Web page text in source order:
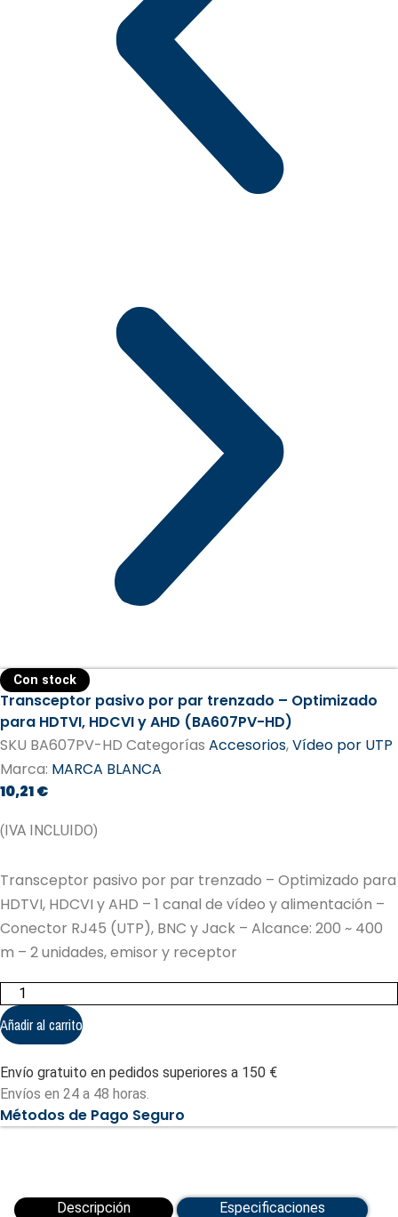
Con stock
Transceptor pasivo por par trenzado – Optimizado
para HDTVI, HDCVI y AHD (BA607PV-HD)
SKU BA607PV-HD Categorías Accesorios,Vídeo por UTP
Marca: MARCA BLANCA
10,21€
(IVA INCLUIDO)
Transceptor pasivo por par trenzado – Optimizado para
HDTVI, HDCVI y AHD – 1 canal de vídeo y alimentación –
Conector RJ45 (UTP), BNC y Jack – Alcance: 200 ~ 400
m – 2 unidades, emisor y receptor
Transceptor
pasivo
por
par
trenzado
Optimizado
para
HDTVI,
HDCVI
y
Añadir al carrito
Envío gratuito en pedidos superiores a 150 €
Envíos en 24 a 48 horas.
Métodos de Pago Seguro
Descripción
Especificaciones